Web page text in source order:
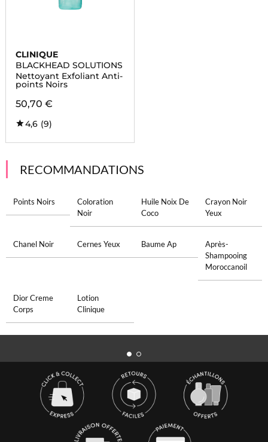
CLINIQUE
BLACKHEAD SOLUTIONS
Nettoyant Exfoliant Anti-
points Noirs
50,70 €
4,6 (9)
RECOMMANDATIONS
Points Noirs
Coloration
Noir
Huile Noix De
Coco
Crayon Noir
Yeux
Chanel Noir Cernes Yeux Baume Ap
Après-
Shampooing
Moroccanoil
Dior Creme
Corps
Lotion
Clinique